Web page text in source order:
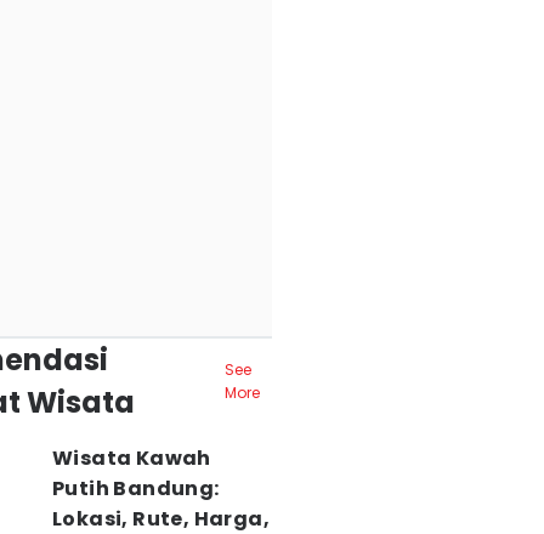
Wisata
See
More
Wisata Kawah
Putih Bandung:
Lokasi, Rute, Harga,